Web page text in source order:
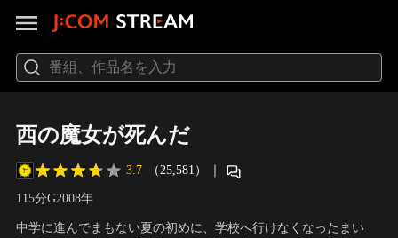
西の魔女が死んだ
3.7 （25,581） ｜
115分G2008年
中学に進んでまもない夏の初めに、学校へ行けなくなったまい